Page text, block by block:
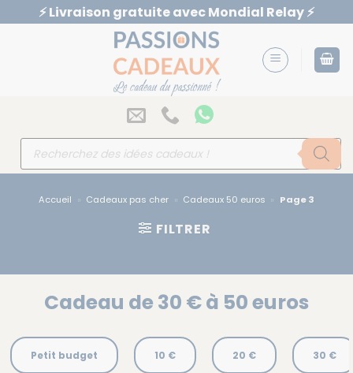
Passer
au
⚡️ Livraison gratuite avec Mondial Relay ⚡️
Recherche
Accueil » Cadeaux pas cher » Cadeaux 50 euros » Page 3
FILTRER
Cadeau de 30 € à 50 euros
Petit budget 10 € 20 € 30 €